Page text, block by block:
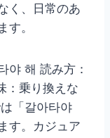
く、日常のあ
す。
야 해 読み方：
：乗り換えな
「갈아타야
す。カジュア